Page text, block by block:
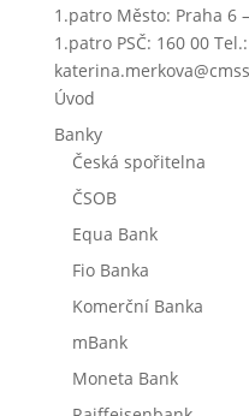
1.patro Město: Praha 6
1.patro PSČ: 160 00
Úvod
Banky
Česká spořitelna
ČSOB
Equa Bank
Fio Banka
Komerční Banka
mBank
Moneta Bank